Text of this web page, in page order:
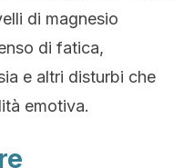
di magnesio
di fatica,
e altri disturbi che
emotiva.